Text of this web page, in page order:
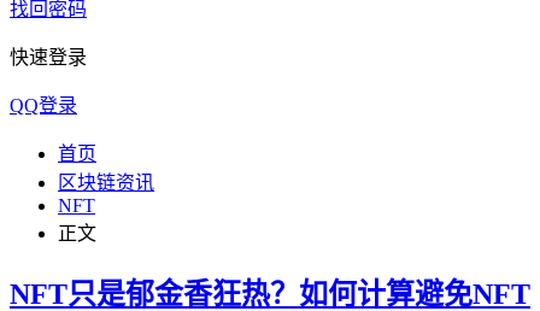
找回密码
快速登录
QQ登录
首页
区块链资讯
NFT
正文
NFT只是郁金香狂热？如何计算避免NFT